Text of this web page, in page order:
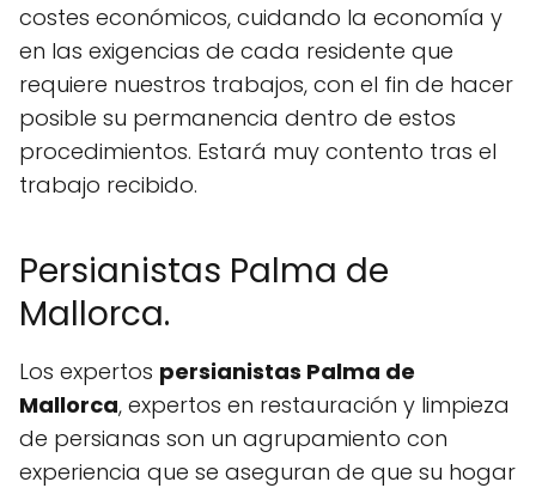
costes económicos, cuidando la economía y
en las exigencias de cada residente que
requiere nuestros trabajos, con el fin de hacer
posible su permanencia dentro de estos
procedimientos. Estará muy contento tras el
trabajo recibido.
Persianistas Palma de
Mallorca.
Los expertos persianistas Palma de
Mallorca, expertos en restauración y limpieza
de persianas son un agrupamiento con
experiencia que se aseguran de que su hogar